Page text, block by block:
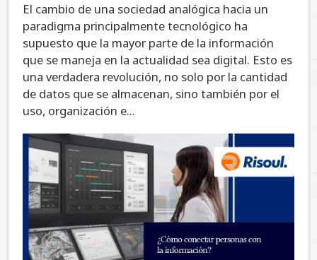
El cambio de una sociedad analógica hacia un
paradigma principalmente tecnológico ha
supuesto que la mayor parte de la información
que se maneja en la actualidad sea digital. Esto es
una verdadera revolución, no solo por la cantidad
de datos que se almacenan, sino también por el
uso, organización e...